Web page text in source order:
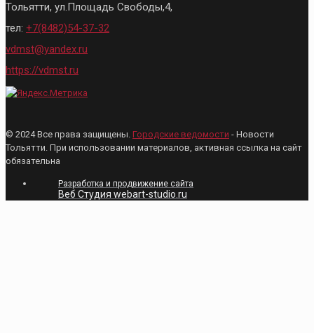
Тольятти, ул.Площадь Свободы,4,
тел: +7(8482)54-37-32
vdmst@yandex.ru
https://vdmst.ru
© 2024 Все права защищены. Городские ведомости - Новости
Тольятти. При использовании материалов, активная ссылка на сайт
обязательна
Разработка и продвижение сайта
Веб Студия webart-studio.ru